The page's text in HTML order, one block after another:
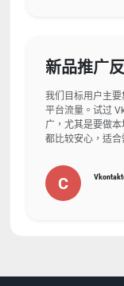
新品推广
我们目标用户主
平台流量。试过
广，尤其是要做
都比较安心，适合
C